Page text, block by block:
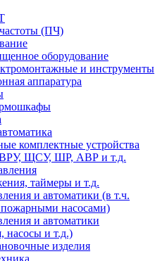
(ПЧ)
оборудование
и инструменты
аппаратура
комплектные устройства
ЩСУ, ШР, АВР и т.д.
таймеры и т.д.
и автоматики (в т.ч.
пожарными насосами)
и автоматики
насосы и т.д.)
изделия